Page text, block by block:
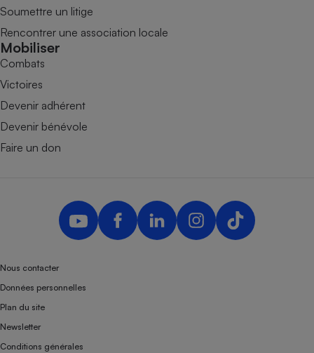
Soumettre un litige
Rencontrer une association locale
Mobiliser
Combats
Victoires
Devenir adhérent
Devenir bénévole
Faire un don
Nous contacter
Données personnelles
Plan du site
Newsletter
Conditions générales